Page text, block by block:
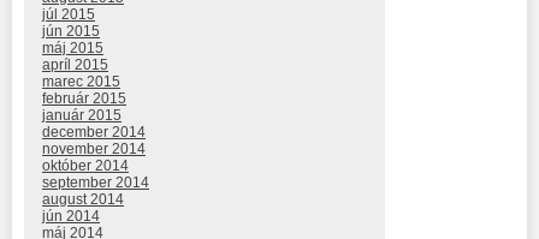
júl 2015
jún 2015
máj 2015
apríl 2015
marec 2015
február 2015
január 2015
december 2014
november 2014
október 2014
september 2014
august 2014
jún 2014
máj 2014